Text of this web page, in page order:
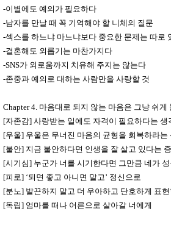
-이별에도 예의가 필요하다
-남자를 만날 때 꼭 기억해야 할 니체의 질문
-섹스를 하느냐 마느냐보다 중요한 문제는 따로
-결혼해도 외롭기는 마찬가지다
-SNS가 외로움까지 치유해 주지는 않는다
-존중과 예의로 대하는 사람만을 사랑할 것
Chapter 4. 마음대로 되지 않는 마음은 그냥 쉬게
[자존감] 사랑받는 일에도 자격이 필요하다는 생
[우울] 우울은 무너진 마음의 균형을 회복하라는
[불안] 지금 불안하다면 인생을 잘 살고 있다는
[시기심] 누군가 너를 시기한다면 그만큼 네가
[피로] ‘되면 좋고 아니면 말고’ 정신으로
[분노] 발끈하지 말고 더 우아하고 단호하게 표현
[독립] 엄마를 떠나 어른으로 살아갈 너에게